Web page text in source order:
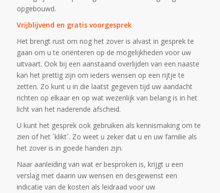
opgebouwd.
Vrijblijvend en gratis voorgesprek
Het brengt rust om nog het zover is alvast in gesprek te
gaan om u te oriënteren op de mogelijkheden voor uw
uitvaart. Ook bij een aanstaand overlijden van een naaste
kan het prettig zijn om ieders wensen op een rijtje te
zetten. Zo kunt u in die laatst gegeven tijd uw aandacht
richten op elkaar en op wat wezenlijk van belang is in het
licht van het naderende afscheid.
U kunt het gesprek ook gebruiken als kennismaking om te
zien of het ´klikt´. Zo weet u zeker dat u en uw familie als
het zover is in goede handen zijn.
Naar aanleiding van wat er besproken is, krijgt u een
verslag met daarin uw wensen en desgewenst een
indicatie van de kosten als leidraad voor uw